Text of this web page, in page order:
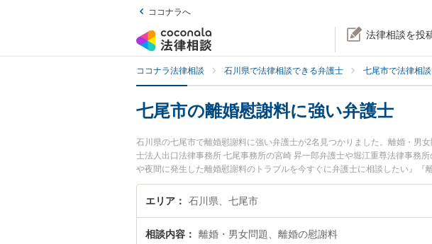
ココナラへ
法律相談を投
ココナラ法律相談 石川県で法律相談できる弁護士 七尾市で法律相
七尾市の離婚慰謝料に強い弁護士
石川県の七尾市で離婚慰謝料に強い弁護士が2名見つかりました。離婚・男
士法人出口法律事務所 七尾事務所の宮崎 昇一郎弁護士や堀江重尊法律事務
や夜間に発生した離婚慰謝料のトラブルを今すぐに弁護士に相談したい』
律相談できる七尾市内の弁護士に相談予約したい』などでお困りの相談者さ
エリア 石川県、七尾市
相談内容 離婚・男女問題、離婚の慰謝料